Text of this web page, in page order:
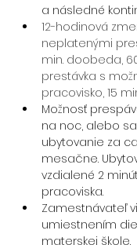
a následné
12-hodinová
neplatenými
min. doobeda,
prestávka s
pracovisko, 15
Možnosť
na noc, alebo
ubytovanie za
mesačne.
vzdialené 2
pracoviska.
Zamestnávateľ
umiestnením
materskej škole.